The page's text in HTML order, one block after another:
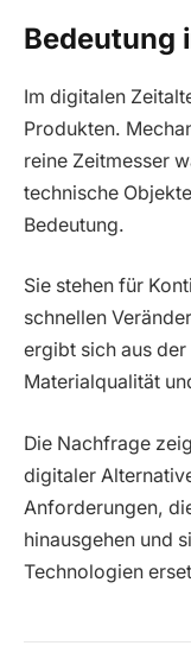
Bedeutung
Im digitalen
Produkten.
reine Zeitmesser
technische
Bedeutung.
Sie stehen für
schnellen
ergibt sich aus
Materialqualität
Die Nachfrage
digitaler
Anforderungen,
hinausgehen und
Technologien